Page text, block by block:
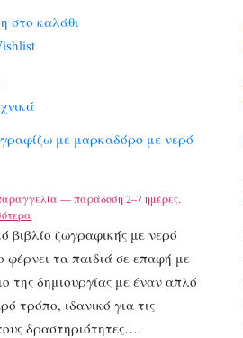
στο καλάθι
με μαρκαδόρο με νερό
— παράδοση 2–7 ημέρες.
βιβλίο ζωγραφικής με νερό
φέρνει τα παιδιά σε επαφή με
της δημιουργίας με έναν απλό
τρόπο, ιδανικό για τις
δραστηριότητες….